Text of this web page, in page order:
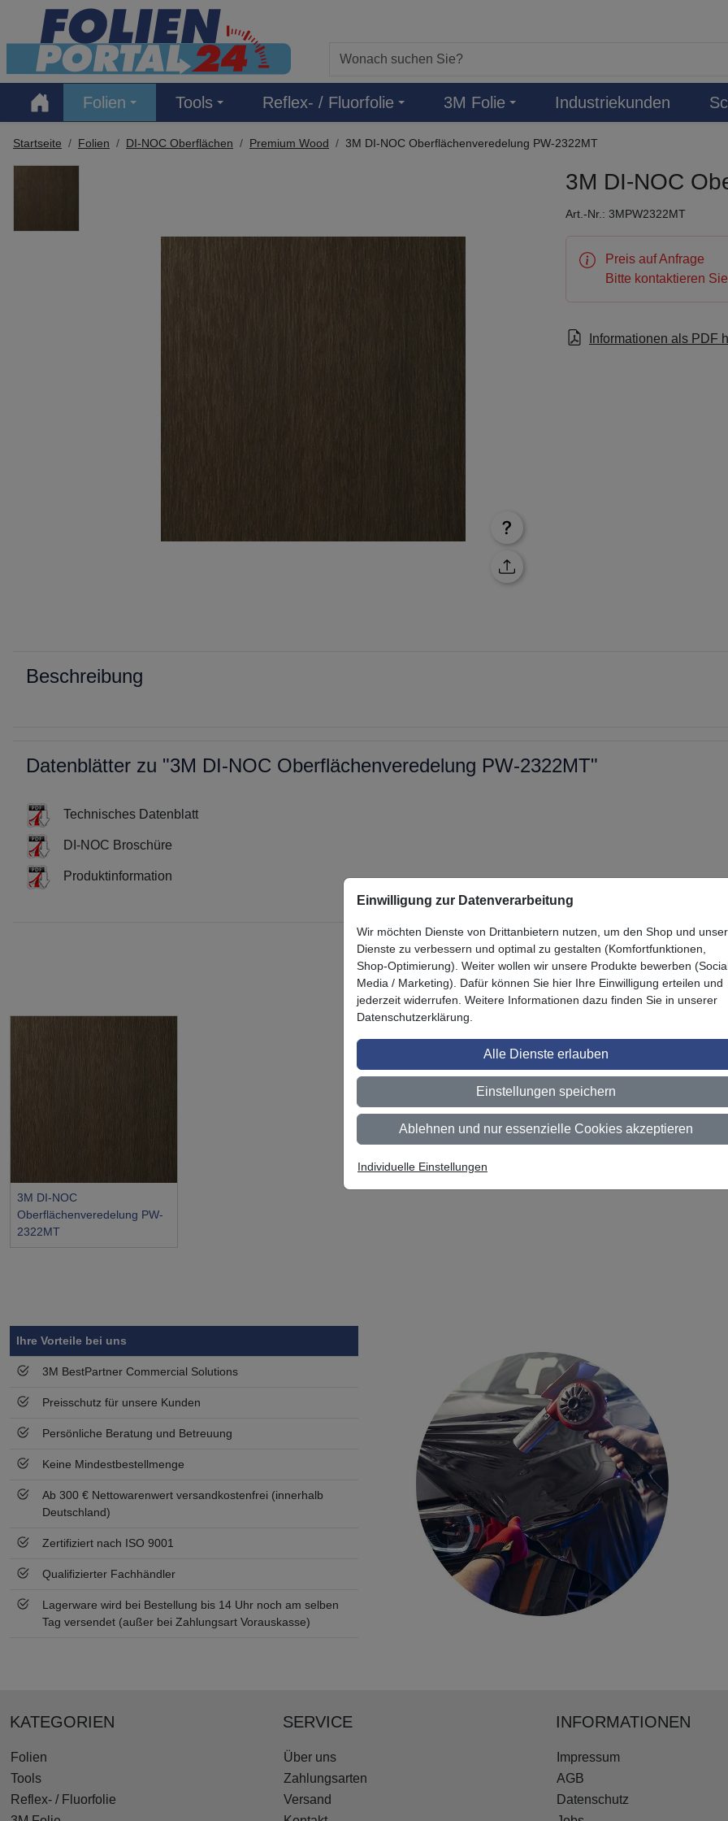
Hauptregion der Seite anspringen
Folien Tools Reflex- / Fluorfolie 3M Folie Industriekunden
Startseite Folien DI-NOC Oberflächen Premium Wood 3M DI-NOC Oberflächenveredelung PW-2322MT
3M DI-NOC
Art.-Nr.: 3MPW2322MT
Preis auf Anfrage
Bitte kontaktieren
Informationen als PDF
Beschreibung
Datenblätter zu "3M DI-NOC Oberflächenveredelung PW-2322MT"
Technisches Datenblatt
DI-NOC Broschüre
Produktinformation
Zuletzt angesehen
3M DI-NOC
Oberflächenveredelung PW-
2322MT
Ihre Vorteile bei uns
3M BestPartner Commercial Solutions
Preisschutz für unsere Kunden
Persönliche Beratung und Betreuung
Keine Mindestbestellmenge
Ab 300 € Nettowarenwert versandkostenfrei (innerhalb
Deutschland)
Zertifiziert nach ISO 9001
Qualifizierter Fachhändler
Lagerware wird bei Bestellung bis 14 Uhr noch am selben
Tag versendet (außer bei Zahlungsart Vorauskasse)
KATEGORIEN
Folien
Tools
Reflex- / Fluorfolie
SERVICE
Über uns
Zahlungsarten
Versand
INFORMATIONEN
Impressum
AGB
Datenschutz
Einwilligung zur Datenverarbeitung
Wir möchten Dienste von Drittanbietern nutzen, um den Shop und
Dienste zu verbessern und optimal zu gestalten (Komfortfunktionen,
Shop-Optimierung). Weiter wollen wir unsere Produkte bewerben
Media / Marketing). Dafür können Sie hier Ihre Einwilligung erteilen und
jederzeit widerrufen. Weitere Informationen dazu finden Sie in unserer
Datenschutzerklärung.
Alle Dienste erlauben
Einstellungen speichern
Ablehnen und nur essenzielle Cookies akzeptieren
Individuelle Einstellungen